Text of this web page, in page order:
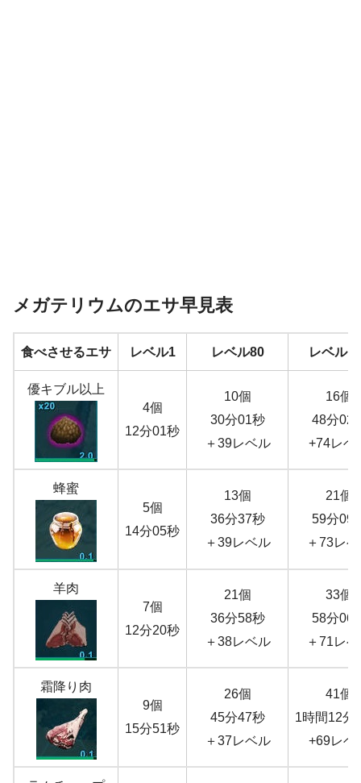
メガテリウムのエサ早見表
食べさせるエサ レベル1 レベル80 レベル
優キブル以上
4個
12分01秒
10個
30分01秒
＋39レベル
16個
48分02
+74レベ
蜂蜜
5個
14分05秒
13個
36分37秒
＋39レベル
21個
59分09
＋73レ
羊肉
7個
12分20秒
21個
36分58秒
＋38レベル
33個
58分06
＋71レ
霜降り肉
9個
15分51秒
26個
45分47秒
＋37レベル
41個
1時間12分
+69レベ